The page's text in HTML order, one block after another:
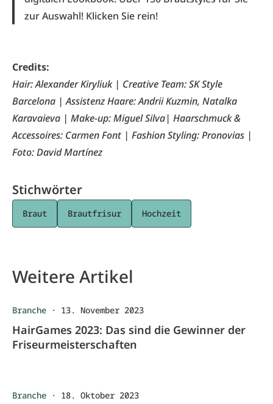
zur Auswahl! Klicken Sie rein!
Credits:
Hair: Alexander Kiryliuk | Creative Team: SK Style
Barcelona | Assistenz Haare: Andrii Kuzmin, Natalka
Karavaieva | Make-up: Miguel Silva| Haarschmuck &
Accessoires: Carmen Font | Fashion Styling: Pronovias |
Foto: David Martínez
Stichwörter
Braut Brautfrisur Hochzeit
Weitere Artikel
Branche · 13. November 2023
HairGames 2023: Das sind die Gewinner der
Friseurmeisterschaften
Branche · 18. Oktober 2023